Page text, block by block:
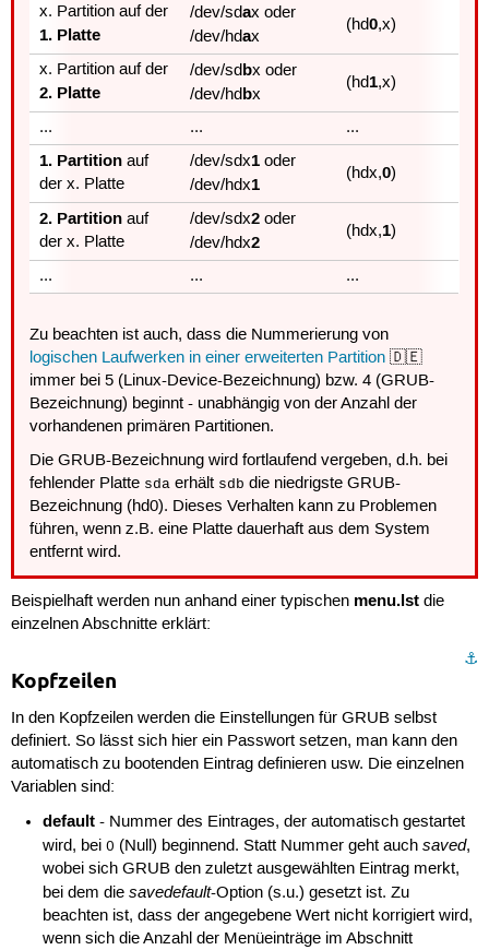
x. Partition auf der
1. Platte
/dev/sdax oder
/dev/hdax
(hd0,x)
x. Partition auf der
2. Platte
/dev/sdbx oder
/dev/hdbx
(hd1,x)
... ... ...
1. Partition auf
der x. Platte
/dev/sdx1 oder
/dev/hdx1 (hdx,0)
2. Partition auf
der x. Platte
/dev/sdx2 oder
/dev/hdx2 (hdx,1)
... ... ...
Zu beachten ist auch, dass die Nummerierung von
logischen Laufwerken in einer erweiterten Partition 🇩🇪
immer bei 5 (Linux-Device-Bezeichnung) bzw. 4 (GRUB-
Bezeichnung) beginnt - unabhängig von der Anzahl der
vorhandenen primären Partitionen.
Die GRUB-Bezeichnung wird fortlaufend vergeben, d.h. bei
fehlender Platte sda erhält sdb die niedrigste GRUB-
Bezeichnung (hd0). Dieses Verhalten kann zu Problemen
führen, wenn z.B. eine Platte dauerhaft aus dem System
entfernt wird.
Beispielhaft werden nun anhand einer typischen menu.lstdie
einzelnen Abschnitte erklärt:
⚓︎
Kopfzeilen
In den Kopfzeilen werden die Einstellungen für GRUB selbst
definiert. So lässt sich hier ein Passwort setzen, man kann den
automatisch zu bootenden Eintrag definieren usw. Die einzelnen
Variablen sind:
default - Nummer des Eintrages, der automatisch gestartet
wird, bei0 (Null) beginnend. Statt Nummer geht auchsaved,
wobei sich GRUB den zuletzt ausgewählten Eintrag merkt,
bei dem diesavedefault-Option (s.u.) gesetzt ist. Zu
beachten ist, dass der angegebene Wert nicht korrigiert wird,
wenn sich die Anzahl der Menüeinträge im Abschnitt